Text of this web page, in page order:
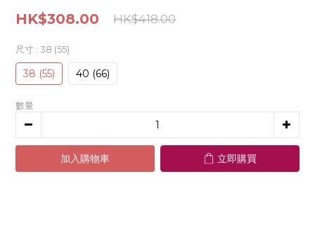
HK$308.00 HK$418.00
尺寸 : 38 (55)
38 (55) 40 (66)
數量
加入購物車 立即購買